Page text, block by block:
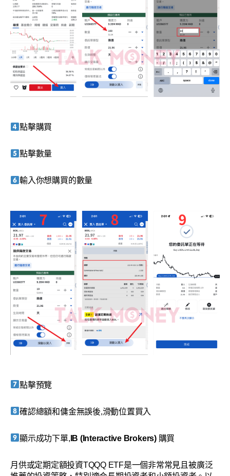
點擊購買
點擊數量
輸入你想購買的數量
點擊預覽
確認總額和傭金無誤後,滑動位置買入
顯示成功下單, IB (Interactive Brokers) 購買
月供或定期定額投資TQQQ ETF是一個非常常見且被廣泛